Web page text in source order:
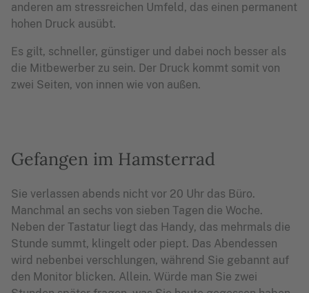
anderen am stressreichen Umfeld, das einen permanent
hohen Druck ausübt.
Es gilt, schneller, günstiger und dabei noch besser als
die Mitbewerber zu sein. Der Druck kommt somit von
zwei Seiten, von innen wie von außen.
Gefangen im Hamsterrad
Sie verlassen abends nicht vor 20 Uhr das Büro.
Manchmal an sechs von sieben Tagen die Woche.
Neben der Tastatur liegt das Handy, das mehrmals die
Stunde summt, klingelt oder piept. Das Abendessen
wird nebenbei verschlungen, während Sie gebannt auf
den Monitor blicken. Allein. Würde man Sie zwei